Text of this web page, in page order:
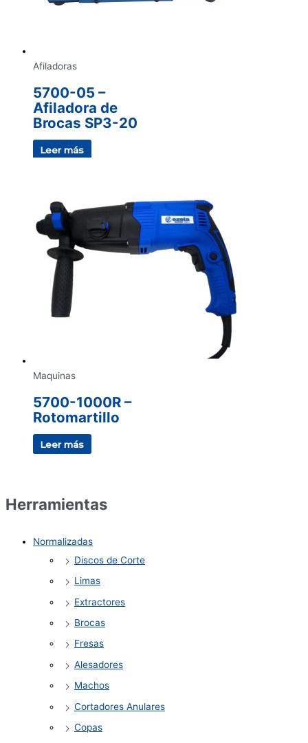
Afiladoras
5700-05 –
Afiladora de
Brocas SP3-20
Leer más
Maquinas
5700-1000R –
Rotomartillo
Leer más
Herramientas
Normalizadas
Discos de Corte
Limas
Extractores
Brocas
Fresas
Alesadores
Machos
Cortadores Anulares
Copas